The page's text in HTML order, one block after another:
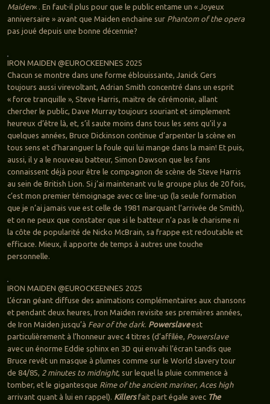
Maiden« . En faut-il plus pour que le public entame un « Joyeux
anniversaire » avant que Maiden enchaine sur Phantom of the opera
pas joué depuis une bonne décennie?
IRON MAIDEN @EUROCKEENNES 2025
Chacun se montre dans une forme éblouissante, Janick Gers
toujours aussi virevoltant, Adrian Smith concentré dans un esprit
« force tranquille », Steve Harris, maitre de cérémonie, allant
chercher le public, Dave Murray toujours souriant et simplement
heureux d’être là, et, s’il saute moins dans tous les sens qu’il y a
quelques années, Bruce Dickinson continue d’arpenter la scène en
tous sens et d’haranguer la foule qui lui mange dans la main! Et puis,
aussi, il y a le nouveau batteur, Simon Dawson que les fans
connaissent déjà pour être le compagnon de scène de Steve Harris
au sein de British Lion. Si j’ai maintenant vu le groupe plus de 20 fois,
c’est mon premier témoignage avec ce line-up (la seule formation
que je n’ai jamais vue est celle de 1981 marquant l’arrivée de Smith),
et on ne peux que constater que si le batteur n’a pas le charisme ni
la côte de popularité de Nicko McBrain, sa frappe est redoutable et
efficace. Mieux, il apporte de temps à autres une touche
personnelle.
IRON MAIDEN @EUROCKEENNES 2025
L’écran géant diffuse des animations complémentaires aux chansons
et pendant deux heures, Iron Maiden revisite ses premières années,
de Iron Maiden jusqu’à Fear of the dark. Powerslaveest
particulièrement à l’honneur avec 4 titres (d’affilée, Powerslave
avec un énorme Eddie sphinx en 3D qui envahi l’écran tandis que
Bruce revêt un masque à plumes comme sur le World slavery tour
de 84/85, 2 minutes to midnight, sur lequel la pluie commence à
tomber, et le gigantesque Rime of the ancient mariner, Aces high
arrivant quant à lui en rappel). Killersfait part égale avec The